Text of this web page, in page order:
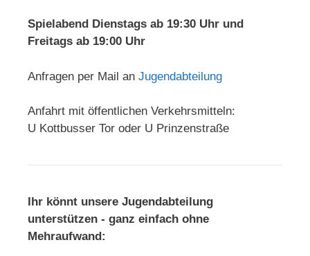
Spielabend Dienstags ab 19:30 Uhr und
Freitags ab 19:00 Uhr
Anfragen per Mail an Jugendabteilung
Anfahrt mit öffentlichen Verkehrsmitteln:
U Kottbusser Tor oder U Prinzenstraße
Ihr könnt unsere Jugendabteilung
unterstützen - ganz einfach ohne
Mehraufwand: